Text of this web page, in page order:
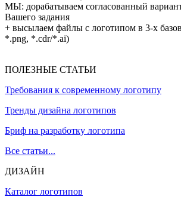
МЫ: дорабатываем согласованный
Вашего задания
+ высылаем файлы с логотипом в 3-х
*.png, *.cdr/*.ai)
ПОЛЕЗНЫЕ СТАТЬИ
Требования к современному логотипу
Тренды дизайна логотипов
Бриф на разработку логотипа
Все статьи...
ДИЗАЙН
Каталог логотипов